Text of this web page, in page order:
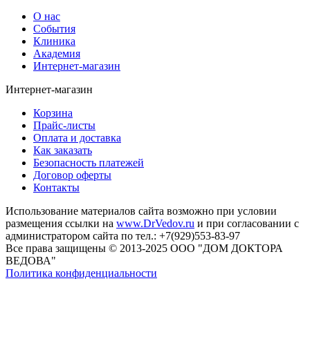
О нас
События
Клиника
Академия
Интернет-магазин
Интернет-магазин
Корзина
Прайс-листы
Оплата и доставка
Как заказать
Безопасность платежей
Договор оферты
Контакты
Использование материалов сайта возможно при условии
размещения ссылки на www.DrVedov.ru и при согласовании с
администратором сайта по тел.: +7(929)553-83-97
Все права защищены © 2013-2025 ООО "ДОМ ДОКТОРА
ВЕДОВА"
Политика конфиденциальности